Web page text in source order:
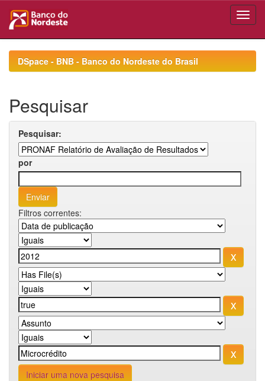
navigationDSpace - BNB - Banco do Nordeste do Brasil
Pesquisar
Pesquisar:
por
Filtros correntes:
Iniciar uma nova pesquisa